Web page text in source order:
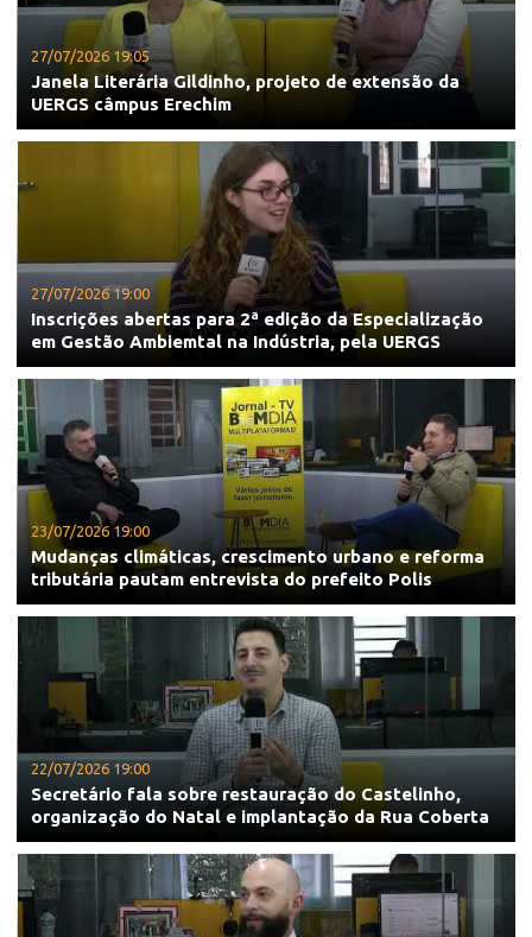
27/07/2026 19:05
Janela Literária Gildinho, projeto de extensão da
UERGS câmpus Erechim
27/07/2026 19:00
Inscrições abertas para 2ª edição da Especialização
em Gestão Ambiemtal na Indústria, pela UERGS
23/07/2026 19:00
Mudanças climáticas, crescimento urbano e reforma
tributária pautam entrevista do prefeito Polis
22/07/2026 19:00
Secretário fala sobre restauração do Castelinho,
organização do Natal e implantação da Rua Coberta